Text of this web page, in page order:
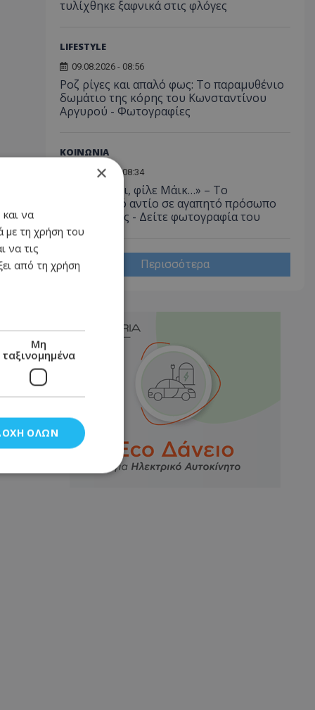
τυλίχθηκε ξαφνικά στις φλόγες
LIFESTYLE
09.08.2026 - 08:56
Ροζ ρίγες και απαλό φως: Το παραμυθένιο
δωμάτιο της κόρης του Κωνσταντίνου
Αργυρού - Φωτογραφίες
ΚΟΙΝΩΝΙΑ
09.08.2026 - 08:34
«Καλό ταξίδι, φίλε Μάικ…» – Το
συγκινητικό αντίο σε αγαπητό πρόσωπο
της εστίασης - Δείτε φωτογραφία του
Περισσότερα
×
και να
με τη χρήση του
να τις
από τη χρήση
Μη
ταξινομημένα
ΌΛΩΝ
και τη
cookies.
των
από το
με τον τρόπο
που μπορεί να